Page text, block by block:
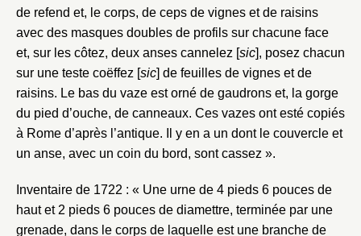
de refend et, le corps, de ceps de vignes et de raisins
avec des masques doubles de profils sur chacune face
et, sur les côtez, deux anses cannelez [ sic ], posez chacun
sur une teste coëffez [ sic ] de feuilles de vignes et de
raisins. Le bas du vaze est orné de gaudrons et, la gorge
du pied d’ouche, de canneaux. Ces vazes ont esté copiés
à Rome d’après l’antique. Il y en a un dont le couvercle et
un anse, avec un coin du bord, sont cassez ».
Inventaire de 1722 : « Une urne de 4 pieds 6 pouces de
haut et 2 pieds 6 pouces de diamettre, terminée par une
grenade, dans le corps de laquelle est une branche de